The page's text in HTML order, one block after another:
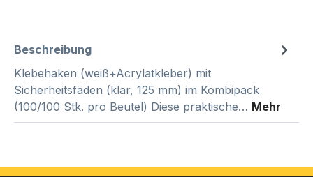
Beschreibung
Klebehaken (weiß+Acrylatkleber) mit
Sicherheitsfäden (klar, 125 mm) im Kombipack
(100/100 Stk. pro Beutel) Diese praktische… Mehr